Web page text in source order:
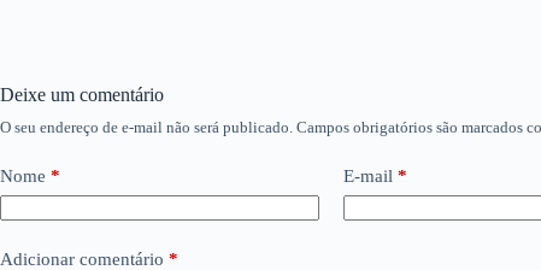
Deixe um comentário
O seu endereço de e-mail não será publicado. Campos obrigatórios são marcados
Nome * E-mail *
Adicionar comentário *